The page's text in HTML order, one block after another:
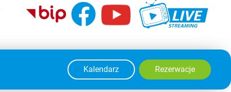
Kalendarz Rezerwacje